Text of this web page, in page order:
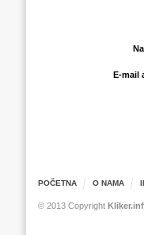
E-mail
POČETNA O NAMA
© 2013 Copyright